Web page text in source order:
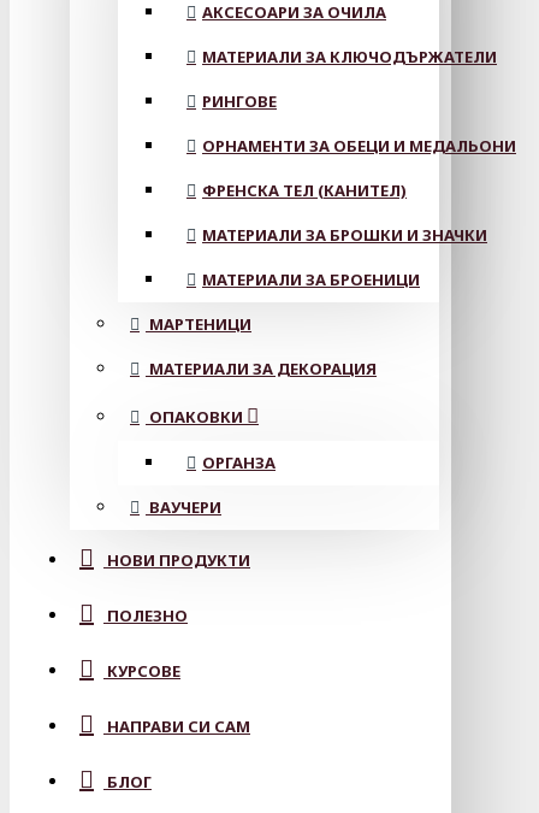
АКСЕСОАРИ ЗА ОЧИЛА
МАТЕРИАЛИ ЗА КЛЮЧОДЪРЖАТЕЛИ
РИНГОВЕ
ОРНАМЕНТИ ЗА ОБЕЦИ И МЕДАЛЬОНИ
ФРЕНСКА ТЕЛ (КАНИТЕЛ)
МАТЕРИАЛИ ЗА БРОШКИ И ЗНАЧКИ
МАТЕРИАЛИ ЗА БРОЕНИЦИ
МАРТЕНИЦИ
МАТЕРИАЛИ ЗА ДЕКОРАЦИЯ
ОПАКОВКИ
ОРГАНЗА
ВАУЧЕРИ
НОВИ ПРОДУКТИ
ПОЛЕЗНО
КУРСОВЕ
НАПРАВИ СИ САМ
БЛОГ